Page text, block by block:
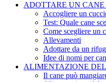
ADOTTARE UN CANE
Accogliere un
Test: Quale cane
Come scegliere un
Allevamenti
Adottare da un
Idee di nomi per
ALIMENTAZIONE
Il cane può